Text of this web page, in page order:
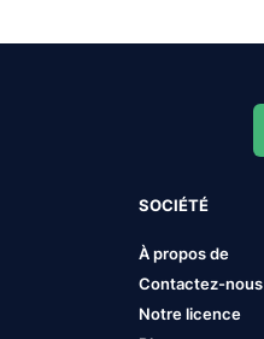
SOCIÉTÉ
À propos de
Contactez-nous
Notre licence